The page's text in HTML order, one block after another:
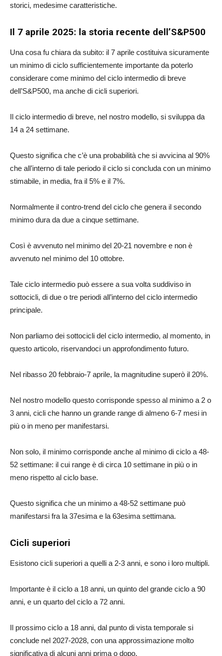
storici, medesime caratteristiche.
Il 7 aprile 2025: la storia recente dell’S&P500
Una cosa fu chiara da subito: il 7 aprile costituiva sicuramente
un minimo di ciclo sufficientemente importante da poterlo
considerare come minimo del ciclo intermedio di breve
dell’S&P500, ma anche di cicli superiori.
Il ciclo intermedio di breve, nel nostro modello, si sviluppa da
14 a 24 settimane.
Questo significa che c’è una probabilità che si avvicina al 90%
che all’interno di tale periodo il ciclo si concluda con un minimo
stimabile, in media, fra il 5% e il 7%.
Normalmente il contro-trend del ciclo che genera il secondo
minimo dura da due a cinque settimane.
Così è avvenuto nel minimo del 20-21 novembre e non è
avvenuto nel minimo del 10 ottobre.
Tale ciclo intermedio può essere a sua volta suddiviso in
sottocicli, di due o tre periodi all’interno del ciclo intermedio
principale.
Non parliamo dei sottocicli del ciclo intermedio, al momento, in
questo articolo, riservandoci un approfondimento futuro.
Nel ribasso 20 febbraio-7 aprile, la magnitudine superò il 20%.
Nel nostro modello questo corrisponde spesso al minimo a 2 o
3 anni, cicli che hanno un grande range di almeno 6-7 mesi in
più o in meno per manifestarsi.
Non solo, il minimo corrisponde anche al minimo di ciclo a 48-
52 settimane: il cui range è di circa 10 settimane in più o in
meno rispetto al ciclo base.
Questo significa che un minimo a 48-52 settimane può
manifestarsi fra la 37esima e la 63esima settimana.
Cicli superiori
Esistono cicli superiori a quelli a 2-3 anni, e sono i loro multipli.
Importante è il ciclo a 18 anni, un quinto del grande ciclo a 90
anni, e un quarto del ciclo a 72 anni.
Il prossimo ciclo a 18 anni, dal punto di vista temporale si
conclude nel 2027-2028, con una approssimazione molto
significativa di alcuni anni prima o dopo.